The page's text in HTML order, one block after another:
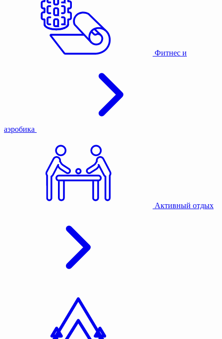
Фитнес и
аэробика
Активный отдых